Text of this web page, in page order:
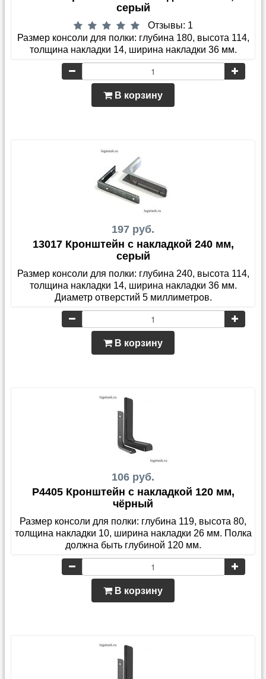
серый
Отзывы: 1
Размер консоли для полки: глубина 180, высота 114,
толщина накладки 14, ширина накладки 36 мм.
В корзину
197 руб.
13017 Кронштейн с накладкой 240 мм,
серый
Размер консоли для полки: глубина 240, высота 114,
толщина накладки 14, ширина накладки 36 мм.
Диаметр отверстий 5 миллиметров.
В корзину
106 руб.
P4405 Кронштейн с накладкой 120 мм,
чёрный
Размер консоли для полки: глубина 119, высота 80,
толщина накладки 10, ширина накладки 26 мм. Полка
должна быть глубиной 120 мм.
В корзину